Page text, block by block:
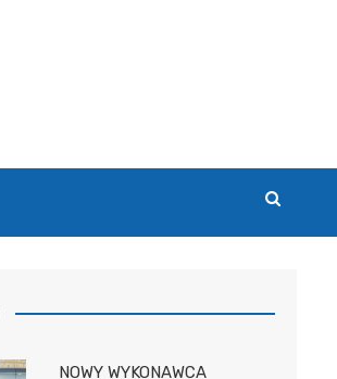
NOWY WYKONAWCA